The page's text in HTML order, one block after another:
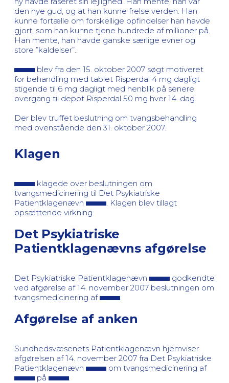
den nye gud, og at han kunne frelse verden. Han
kunne fortælle om forskellige opfindelser han havde
gjort, som han kunne tjene hundrede af millioner på.
Han mente, han havde ganske særlige evner og
store ”kaldelser”.
blev fra den 15. oktober 2007 søgt motiveret
for behandling med tablet Risperdal 4 mg dagligt
stigende til 6 mg dagligt med henblik på senere
overgang til depot Risperdal 50 mg hver 14. dag.
Der blev truffet beslutning om tvangsbehandling
med ovenstående den 31. oktober 2007.
Klagen
klagede over beslutningen om
tvangsmedicinering til Det Psykiatriske
Patientklagenævn
. Klagen blev tillagt
opsættende virkning.
Det Psykiatriske
Patientklagenævns afgørelse
Det Psykiatriske Patientklagenævn
godkendte
ved afgørelse af 14. november 2007 beslutningen om
tvangsmedicinering af
Afgørelse af anken
Sundhedsvæsenets Patientklagenævn hjemviser
afgørelsen af 14. november 2007 fra Det Psykiatriske
Patientklagenævn
om tvangsmedicinering af
på